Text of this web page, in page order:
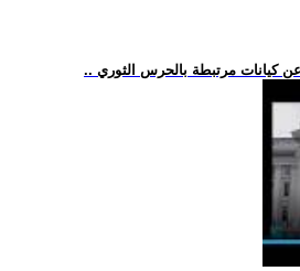
عن كيانات مرتبطة بالحرس الثوري